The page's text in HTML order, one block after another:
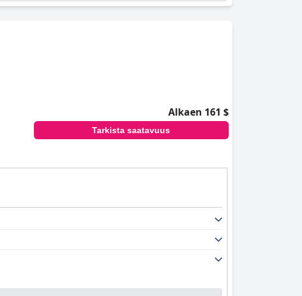
Alkaen 161 $
Tarkista saatavuus